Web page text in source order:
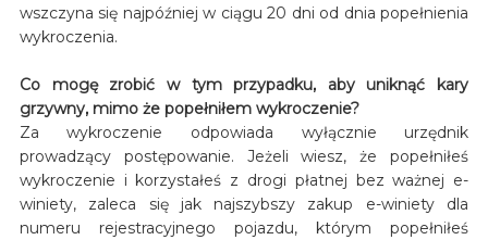
wszczyna się najpóźniej w ciągu 20 dni od dnia popełnienia
wykroczenia.
Co mogę zrobić w tym przypadku, aby uniknąć kary
grzywny, mimo że popełniłem wykroczenie?
Za wykroczenie odpowiada wyłącznie urzędnik
prowadzący postępowanie. Jeżeli wiesz, że popełniłeś
wykroczenie i korzystałeś z drogi płatnej bez ważnej e-
winiety, zaleca się jak najszybszy zakup e-winiety dla
numeru rejestracyjnego pojazdu, którym popełniłeś